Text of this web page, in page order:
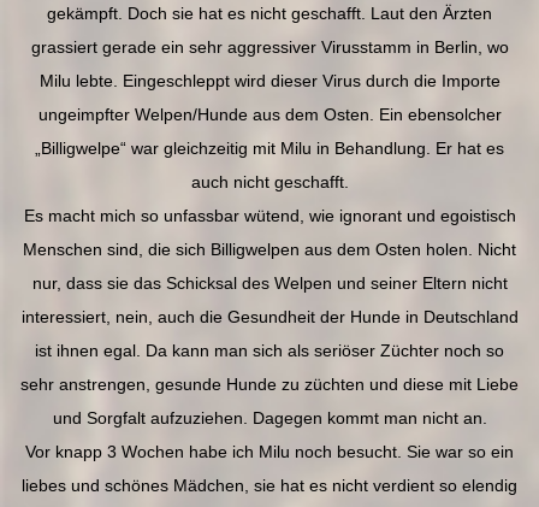
gekämpft. Doch sie hat es nicht geschafft. Laut den Ärzten
grassiert gerade ein sehr aggressiver Virusstamm in Berlin, wo
Milu lebte. Eingeschleppt wird dieser Virus durch die Importe
ungeimpfter Welpen/Hunde aus dem Osten. Ein ebensolcher
„Billigwelpe“ war gleichzeitig mit Milu in Behandlung. Er hat es
auch nicht geschafft.
Es macht mich so unfassbar wütend, wie ignorant und egoistisch
Menschen sind, die sich Billigwelpen aus dem Osten holen. Nicht
nur, dass sie das Schicksal des Welpen und seiner Eltern nicht
interessiert, nein, auch die Gesundheit der Hunde in Deutschland
ist ihnen egal. Da kann man sich als seriöser Züchter noch so
sehr anstrengen, gesunde Hunde zu züchten und diese mit Liebe
und Sorgfalt aufzuziehen. Dagegen kommt man nicht an.
Vor knapp 3 Wochen habe ich Milu noch besucht. Sie war so ein
liebes und schönes Mädchen, sie hat es nicht verdient so elendig